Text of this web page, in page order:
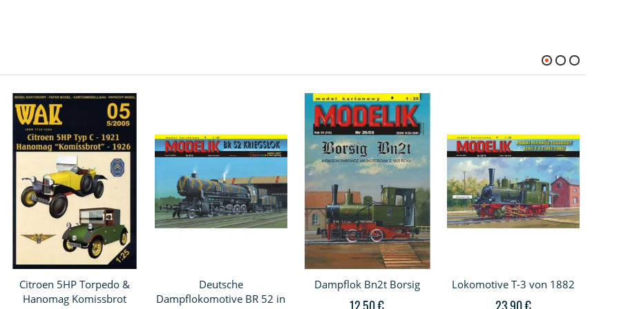
Citroen 5HP Torpedo &
Hanomag Komissbrot
Deutsche
Dampflokomotive BR 52 in
Dampflok Bn2t Borsig Lokomotive T-3 von 1882